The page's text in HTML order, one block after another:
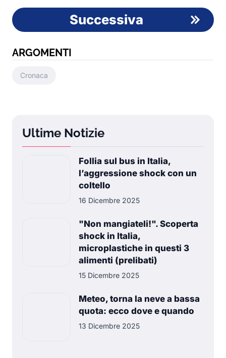
Successiva
ARGOMENTI
Cronaca
Ultime Notizie
Follia sul bus in Italia,
l’aggressione shock con un
coltello
16 Dicembre 2025
"Non mangiateli!". Scoperta
shock in Italia,
microplastiche in questi 3
alimenti (prelibati)
15 Dicembre 2025
Meteo, torna la neve a bassa
quota: ecco dove e quando
13 Dicembre 2025